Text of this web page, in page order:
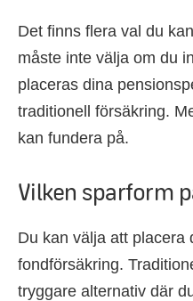
Det finns flera val du
måste inte välja om du
placeras dina
traditionell försäkring.
kan fundera på.
Vilken sparform
Du kan välja att placera
fondförsäkring.
tryggare alternativ där